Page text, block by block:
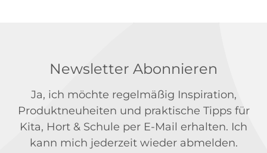
Newsletter Abonnieren
Ja, ich möchte regelmäßig Inspiration,
Produktneuheiten und praktische Tipps für
Kita, Hort & Schule per E-Mail erhalten. Ich
kann mich jederzeit wieder abmelden.